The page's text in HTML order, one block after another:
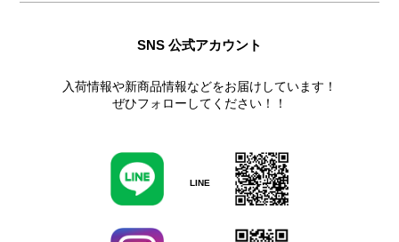
SNS 公式アカウント
入荷情報や新商品情報などをお届けしています！
ぜひフォローしてください！！
LINE